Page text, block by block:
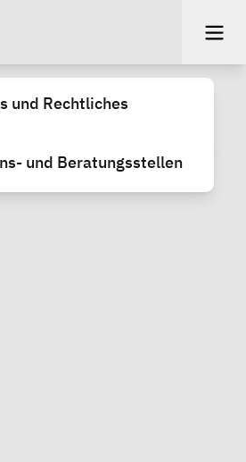
und Rechtliches
und Beratungsstellen